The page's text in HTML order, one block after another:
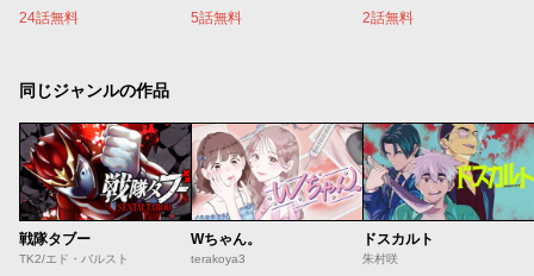
24話無料 5話無料 2話無料
同じジャンルの作品
戦隊タブー
TK2/エド・バルスト
Wちゃん。
terakoya3
ドスカルト
朱村咲